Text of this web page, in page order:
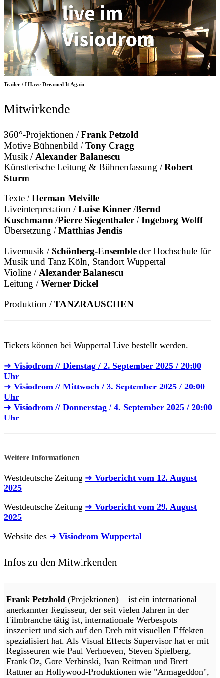
Trailer / I Have Dreamed It Again
Mitwirkende
360°-Projektionen /Frank Petzold
Motive Bühnenbild /Tony Cragg
Musik / Alexander Balanescu
Künstlerische Leitung & Bühnenfassung /Robert
Sturm
Texte /Herman Melville
Liveinterpretation /Luise Kinner /Bernd
Kuschmann /Pierre Siegenthaler /Ingeborg Wolff
Übersetzung /Matthias Jendis
Livemusik / Schönberg-Ensemble der Hochschule für
Musik und Tanz Köln, Standort Wuppertal
Violine /Alexander Balanescu
Leitung /Werner Dickel
Produktion /TANZRAUSCHEN
Tickets können bei Wuppertal Live bestellt werden.
➜ Visiodrom // Dienstag / 2. September 2025 / 20:00
Uhr
➜ Visiodrom // Mittwoch / 3. September 2025 / 20:00
Uhr
➜ Visiodrom // Donnerstag / 4. September 2025 / 20:00
Uhr
Weitere Informationen
Westdeutsche Zeitung ➜ Vorbericht vom 12. August
2025
Westdeutsche Zeitung ➜ Vorbericht vom 29. August
2025
Website des ➜ Visiodrom Wuppertal
Infos zu den Mitwirkenden
Frank Petzhold (Projektionen) – ist ein international
anerkannter Regisseur, der seit vielen Jahren in der
Filmbranche tätig ist, internationale Werbespots
inszeniert und sich auf den Dreh mit visuellen Effekten
spezialisiert hat. Als Visual Effects Supervisor hat er mit
Regisseuren wie Paul Verhoeven, Steven Spielberg,
Frank Oz, Gore Verbinski, Ivan Reitman und Brett
Rattner an Hollywood-Produktionen wie "Armageddon",